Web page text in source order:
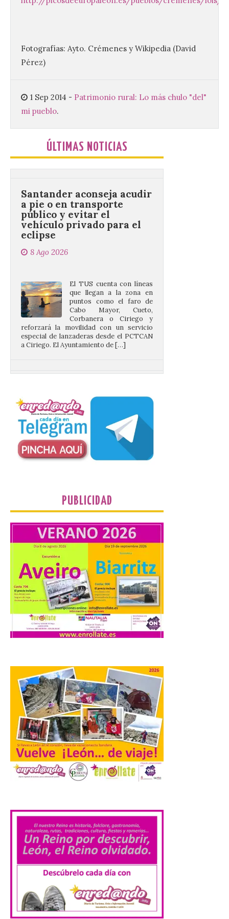
Fotografías: Ayto. Crémenes y Wikipedia (David
Pérez)
1 Sep 2014 - Patrimonio rural: Lo más chulo "del"
mi pueblo.
ÚLTIMAS NOTICIAS
Conceyu «se opone
híbrida de Castilla y León, niegan el
cambio climático y anteponen el fomento
de la tauromaquia a una prevención real
vuelve a […]
Santander aconseja acudir
público y evitar el
vehículo privado para el
eclipse
8 Ago 2026
Cabo Mayor, Cueto,
Corbanera o Ciriego y
reforzará la movilidad con un servicio
especial de lanzaderas desde el PCTCAN
a Ciriego. El Ayuntamiento de […]
impulsa nuevas
afianzar a Extremadura
como referente en
astroturismo
8 Ago 2026
contaminación lumínica
de Europa, un recurso
actividades de astroturismo durante todo
el año. La Dirección General de Turismo
ha puesto en marcha diversas iniciativas
relacionadas […]
Cabárceno prepara tres
enclaves privilegiados
desde los que divisar el
eclipse solar del 12 de
agosto
El parque amplía su
horario y refuerza los
transportes y la
hostelería. En Alto
Campoo continuará la
programación musical de Estación
Sonora. Peña Cabarga, elegido lugar
preferente en la comunidad autónoma,
contará con un dispositivo especial de
seguridad y acceso […]
San Lorenzo, Poniente y
Arbeyal el día del eclipse a
partir de las 19.00 horas.
8 Ago 2026
verá desde múltiples
puntos de la ciudad, por lo
que no será necesario
desplazarse y se
PUBLICIDAD